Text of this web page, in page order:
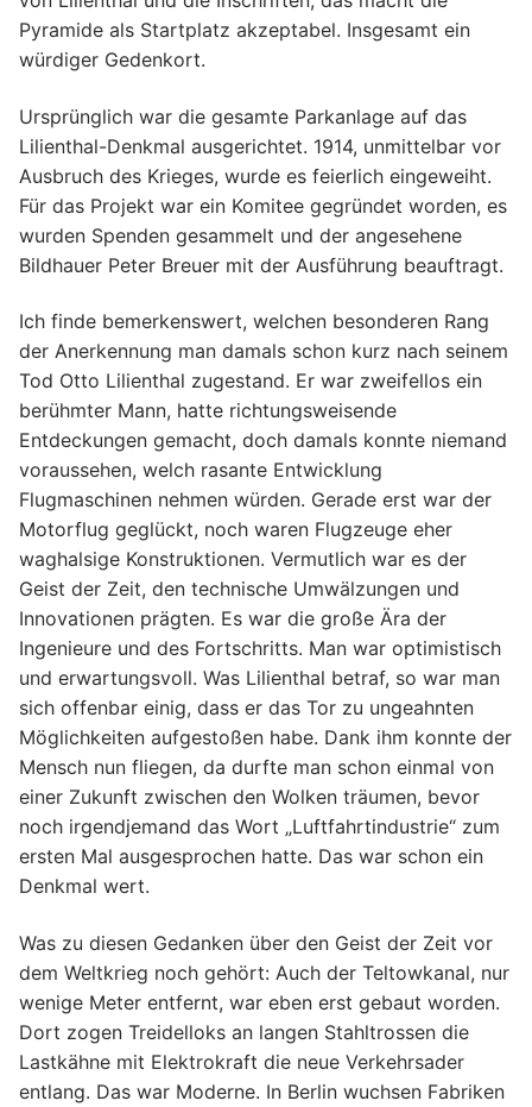
Pyramide als Startplatz akzeptabel. Insgesamt ein
würdiger Gedenkort.
Ursprünglich war die gesamte Parkanlage auf das
Lilienthal-Denkmal ausgerichtet. 1914, unmittelbar vor
Ausbruch des Krieges, wurde es feierlich eingeweiht.
Für das Projekt war ein Komitee gegründet worden, es
wurden Spenden gesammelt und der angesehene
Bildhauer Peter Breuer mit der Ausführung beauftragt.
Ich finde bemerkenswert, welchen besonderen Rang
der Anerkennung man damals schon kurz nach seinem
Tod Otto Lilienthal zugestand. Er war zweifellos ein
berühmter Mann, hatte richtungsweisende
Entdeckungen gemacht, doch damals konnte niemand
voraussehen, welch rasante Entwicklung
Flugmaschinen nehmen würden. Gerade erst war der
Motorflug geglückt, noch waren Flugzeuge eher
waghalsige Konstruktionen. Vermutlich war es der
Geist der Zeit, den technische Umwälzungen und
Innovationen prägten. Es war die große Ära der
Ingenieure und des Fortschritts. Man war optimistisch
und erwartungsvoll. Was Lilienthal betraf, so war man
sich offenbar einig, dass er das Tor zu ungeahnten
Möglichkeiten aufgestoßen habe. Dank ihm konnte der
Mensch nun fliegen, da durfte man schon einmal von
einer Zukunft zwischen den Wolken träumen, bevor
noch irgendjemand das Wort „Luftfahrtindustrie“ zum
ersten Mal ausgesprochen hatte. Das war schon ein
Denkmal wert.
Was zu diesen Gedanken über den Geist der Zeit vor
dem Weltkrieg noch gehört: Auch der Teltowkanal, nur
wenige Meter entfernt, war eben erst gebaut worden.
Dort zogen Treidelloks an langen Stahltrossen die
Lastkähne mit Elektrokraft die neue Verkehrsader
entlang. Das war Moderne. In Berlin wuchsen Fabriken